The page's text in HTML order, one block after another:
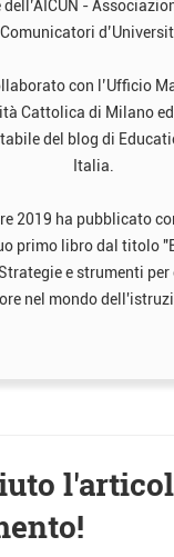
dell’AICUN -
Comunicatori
con l’Ufficio
Cattolica di Milano
del blog di
Italia.
2019 ha pubblicato
primo libro dal titolo
e strumenti per
nel mondo